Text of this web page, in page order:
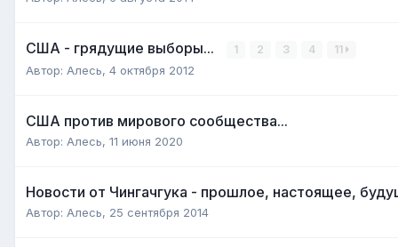
США - грядущие выборы... 1 2 3 4 11
Автор: Алесь, 4 октября 2012
США против мирового сообщества...
Автор: Алесь, 11 июня 2020
Новости от Чингачгука - прошлое, настоящее,
Автор: Алесь, 25 сентября 2014